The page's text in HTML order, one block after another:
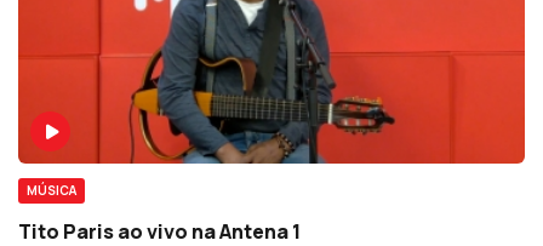
MÚSICA
Tito Paris ao vivo na Antena 1